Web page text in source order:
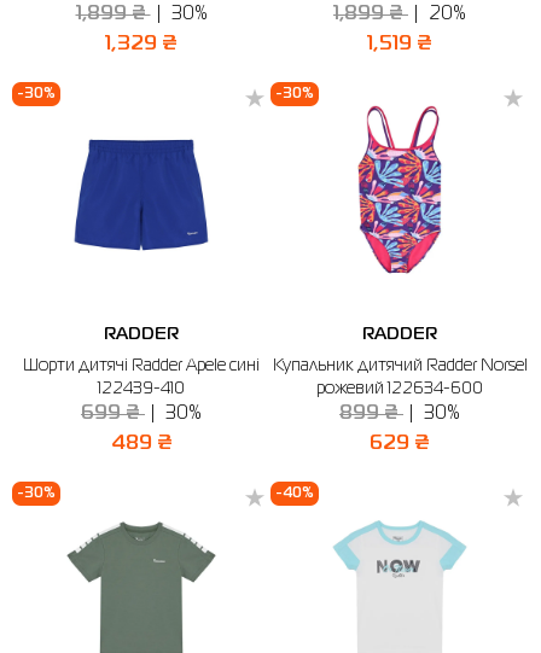
1,899 ₴ 30%
1,329 ₴
1,899 ₴ 20%
1,519 ₴
-30%
RADDER
Шорти дитячі Radder Apele сині
122439-410
699 ₴ 30%
489 ₴
-30%
RADDER
Купальник дитячий Radder Norsel
рожевий 122634-600
899 ₴ 30%
629 ₴
-30% -40%